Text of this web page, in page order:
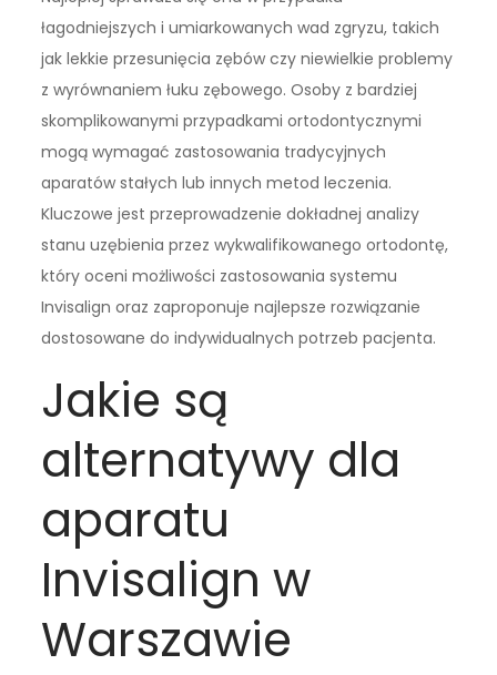
łagodniejszych i umiarkowanych wad zgryzu, takich
jak lekkie przesunięcia zębów czy niewielkie problemy
z wyrównaniem łuku zębowego. Osoby z bardziej
skomplikowanymi przypadkami ortodontycznymi
mogą wymagać zastosowania tradycyjnych
aparatów stałych lub innych metod leczenia.
Kluczowe jest przeprowadzenie dokładnej analizy
stanu uzębienia przez wykwalifikowanego ortodontę,
który oceni możliwości zastosowania systemu
Invisalign oraz zaproponuje najlepsze rozwiązanie
dostosowane do indywidualnych potrzeb pacjenta.
Jakie są
alternatywy dla
aparatu
Invisalign w
Warszawie